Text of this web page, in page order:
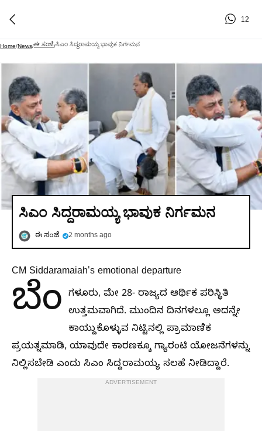
12
Home/News/ಈ ಸಂಜೆ/ಸಿಎಂ ಸಿದ್ದರಾಮಯ್ಯ ಭಾವುಕ ನಿರ್ಗಮನ
ಸಿಎಂ ಸಿದ್ದರಾಮಯ್ಯ ಭಾವುಕ ನಿರ್ಗಮನ
ಈ ಸಂಜೆ 2 months ago
CM Siddaramaiah's emotional departure
ಬೆಂ ಗಳೂರು, ಮೇ 28- ರಾಜ್ಯದ ಆರ್ಥಿಕ ಪರಿಸ್ಥಿತಿ
ಉತ್ತಮವಾಗಿದೆ. ಮುಂದಿನ ದಿನಗಳಲ್ಲೂ ಅದನ್ನೇ
ಕಾಯ್ದುಕೊಳ್ಳುವ ನಿಟ್ಟಿನಲ್ಲಿ ಪ್ರಾಮಾಣಿಕ
ಪ್ರಯತ್ನಮಾಡಿ, ಯಾವುದೇ ಕಾರಣಕ್ಕೂ ಗ್ಯಾರಂಟಿ ಯೋಜನೆಗಳನ್ನು
ನಿಲ್ಲಿಸಬೇಡಿ ಎಂದು ಸಿಎಂ ಸಿದ್ದರಾಮಯ್ಯ ಸಲಹೆ ನೀಡಿದ್ದಾರೆ.
ADVERTISEMENT